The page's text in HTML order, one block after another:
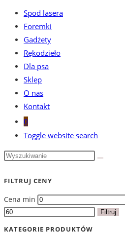
Spod lasera
Foremki
Gadżety
Rękodzieło
Dla psa
Sklep
O nas
Kontakt
0
Toggle website search
FILTRUJ CENY
Cena min
Filtruj
KATEGORIE PRODUKTÓW